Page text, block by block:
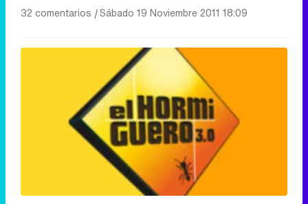
32 comentarios |Sábado 19 Noviembre 2011 18:09